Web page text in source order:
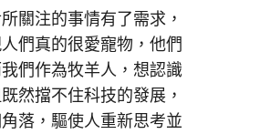
關注的事情有了需求，
們真的很愛寵物，他們
們作為牧羊人，想認識
然擋不住科技的發展，
落，驅使人重新思考並